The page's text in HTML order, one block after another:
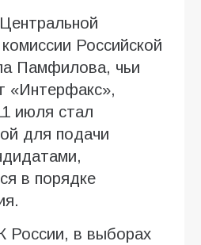
Российской
Памфилова, чьи
«Интерфакс»,
июля стал
для подачи
в порядке
в выборах